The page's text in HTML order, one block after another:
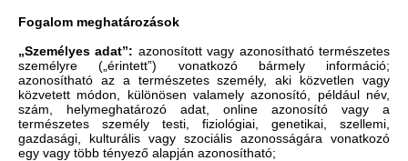
Fogalom meghatározások
„Személyes adat”: azonosított vagy azonosítható természetes
személyre („érintett”) vonatkozó bármely információ;
azonosítható az a természetes személy, aki közvetlen vagy
közvetett módon, különösen valamely azonosító, például név,
szám, helymeghatározó adat, online azonosító vagy a
természetes személy testi, fiziológiai, genetikai, szellemi,
gazdasági, kulturális vagy szociális azonosságára vonatkozó
egy vagy több tényező alapján azonosítható;